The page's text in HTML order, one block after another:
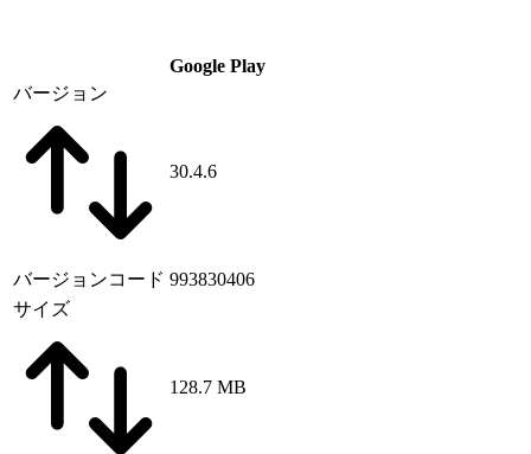
Google Play
バージョン
30.4.6
バージョンコード 993830406
サイズ
128.7 MB